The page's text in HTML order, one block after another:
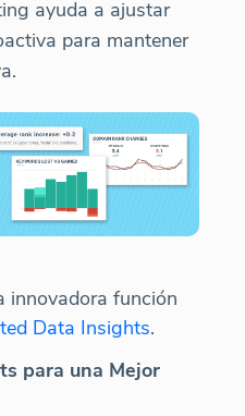
ayuda a ajustar
para mantener
innovadora función
Data Insights.
para una Mejor